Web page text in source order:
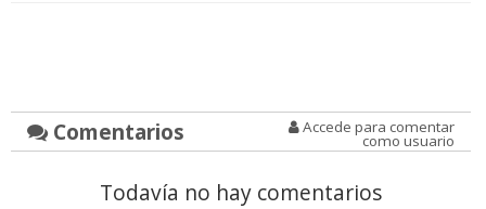
Comentarios Accede para comentar
como usuario
Todavía no hay comentarios